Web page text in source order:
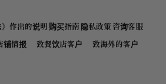
作出的说明 购买指南 隐私政策 咨询客服
铺情报 致餐饮店客户 致海外的客户